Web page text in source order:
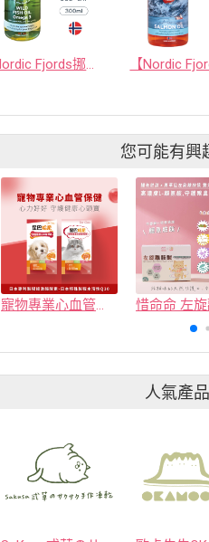
【Nordic Fjords挪威灣】 挪威原裝進口 100%野生魚種寵物魚油300ml防UV噴頭裝 (挪威100%純野生魚油)
您可能有興
寵物專業心血管保健
人氣產